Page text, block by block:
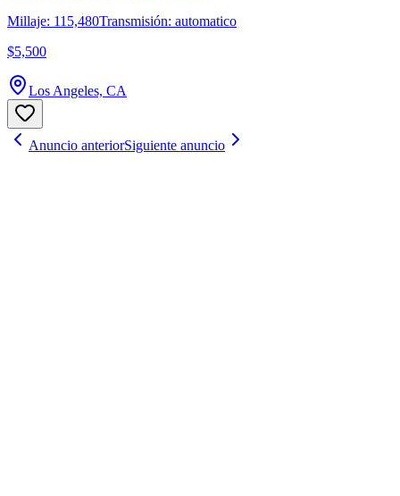
Millaje: 115,480Transmisión: automatico
$5,500
Los Angeles, CA
Anuncio anteriorSiguiente anuncio